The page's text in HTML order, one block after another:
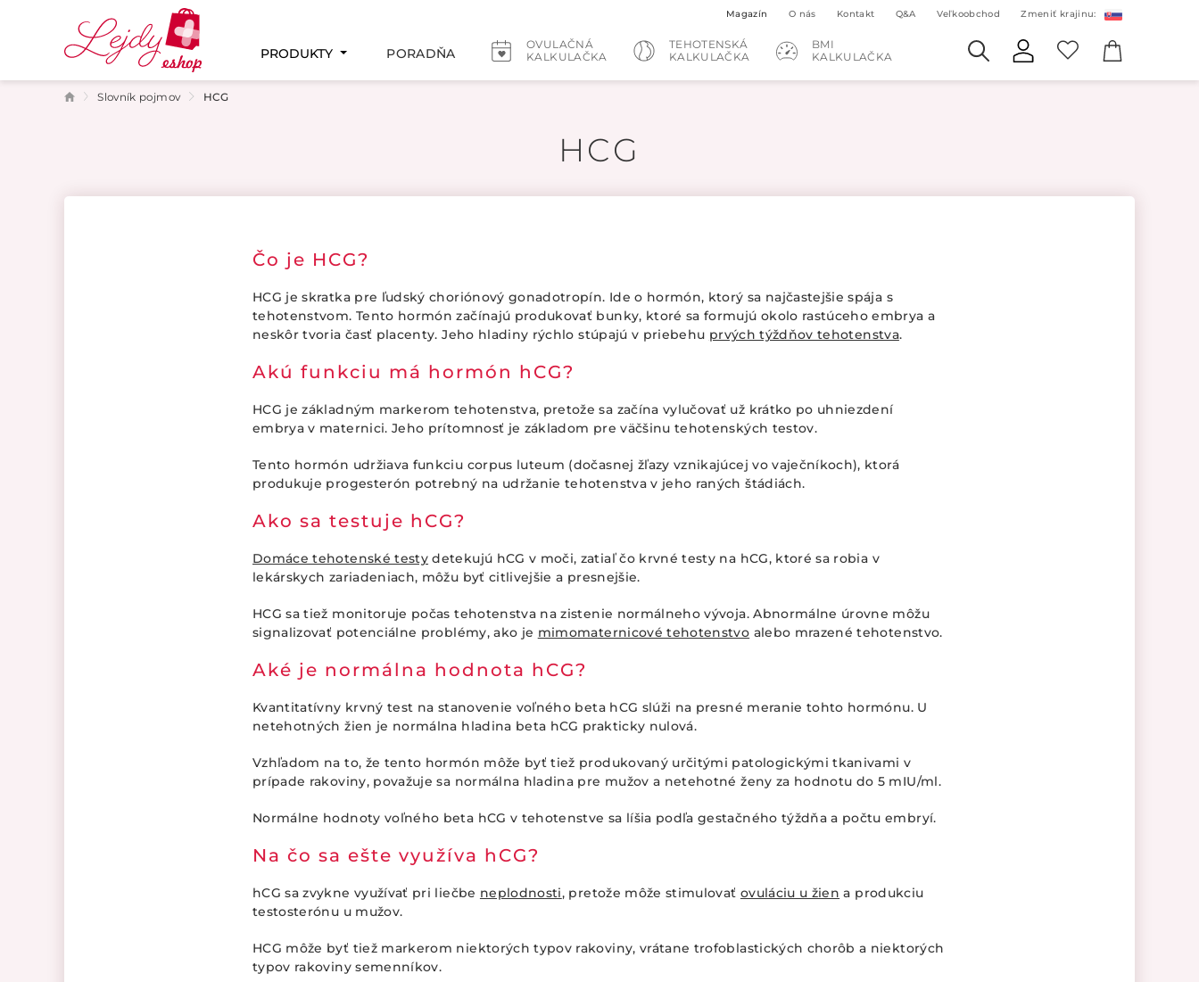
Slovník pojmov HCG
HCG
Čo je HCG?
HCG je skratka pre ľudský choriónový gonadotropín. Ide o hormón, ktorý sa najčastejšie spája s
tehotenstvom. Tento hormón začínajú produkovať bunky, ktoré sa formujú okolo rastúceho embrya a
neskôr tvoria časť placenty. Jeho hladiny rýchlo stúpajú v priebehu prvých týždňov tehotenstva.
Akú funkciu má hormón hCG?
HCG je základným markerom tehotenstva, pretože sa začína vylučovať už krátko po uhniezdení
embrya v maternici. Jeho prítomnosť je základom pre väčšinu tehotenských testov.
Tento hormón udržiava funkciu corpus luteum (dočasnej žľazy vznikajúcej vo vaječníkoch), ktorá
produkuje progesterón potrebný na udržanie tehotenstva v jeho raných štádiách.
Ako sa testuje hCG?
Domáce tehotenské testy detekujú hCG v moči, zatiaľ čo krvné testy na hCG, ktoré sa robia v
lekárskych zariadeniach, môžu byť citlivejšie a presnejšie.
HCG sa tiež monitoruje počas tehotenstva na zistenie normálneho vývoja. Abnormálne úrovne môžu
signalizovať potenciálne problémy, ako je mimomaternicové tehotenstvo alebo mrazené tehotenstvo.
Aké je normálna hodnota hCG?
Kvantitatívny krvný test na stanovenie voľného beta hCG slúži na presné meranie tohto hormónu. U
netehotných žien je normálna hladina beta hCG prakticky nulová.
Vzhľadom na to, že tento hormón môže byť tiež produkovaný určitými patologickými tkanivami v
prípade rakoviny, považuje sa normálna hladina pre mužov a netehotné ženy za hodnotu do 5 mIU/ml.
Normálne hodnoty voľného beta hCG v tehotenstve sa líšia podľa gestačného týždňa a počtu embryí.
Na čo sa ešte využíva hCG?
hCG sa zvykne využívať pri liečbe neplodnosti, pretože môže stimulovať ovuláciu u žien a produkciu
testosterónu u mužov.
HCG môže byť tiež markerom niektorých typov rakoviny, vrátane trofoblastických chorôb a niektorých
typov rakoviny semenníkov.
PRODUKTY PORADŇA
OVULAČNÁ
KALKULAČKA
TEHOTENSKÁ
KALKULAČKA
BMI
KALKULAČKA
Magazín O nás Kontakt Q&A Veľkoobchod Zmeniť krajinu: